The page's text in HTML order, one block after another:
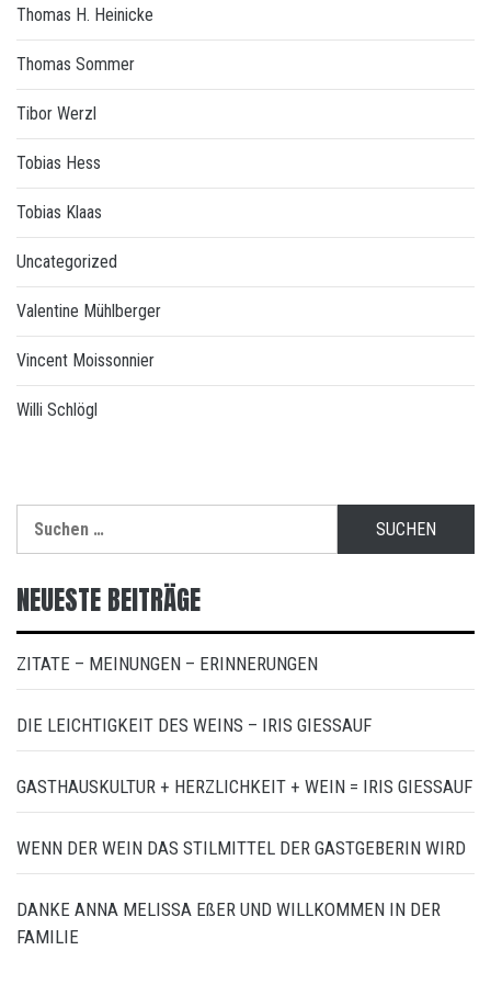
Thomas H. Heinicke
Thomas Sommer
Tibor Werzl
Tobias Hess
Tobias Klaas
Uncategorized
Valentine Mühlberger
Vincent Moissonnier
Willi Schlögl
nach:
NEUESTE BEITRÄGE
ZITATE – MEINUNGEN – ERINNERUNGEN
DIE LEICHTIGKEIT DES WEINS – IRIS GIESSAUF
GASTHAUSKULTUR + HERZLICHKEIT + WEIN = IRIS GIESSAUF
WENN DER WEIN DAS STILMITTEL DER GASTGEBERIN WIRD
DANKE ANNA MELISSA EßER UND WILLKOMMEN IN DER
FAMILIE